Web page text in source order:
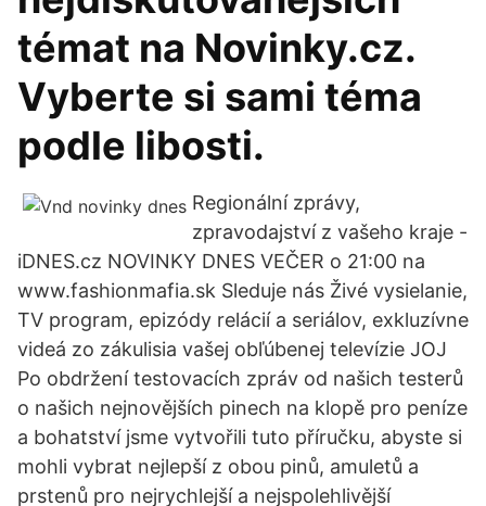
témat na Novinky.cz.
Vyberte si sami téma
podle libosti.
Regionální zprávy,
zpravodajství z vašeho kraje -
iDNES.cz NOVINKY DNES VEČER o 21:00 na
www.fashionmafia.sk Sleduje nás Živé vysielanie,
TV program, epizódy relácií a seriálov, exkluzívne
videá zo zákulisia vašej obľúbenej televízie JOJ
Po obdržení testovacích zpráv od našich testerů
o našich nejnovějších pinech na klopě pro peníze
a bohatství jsme vytvořili tuto příručku, abyste si
mohli vybrat nejlepší z obou pinů, amuletů a
prstenů pro nejrychlejší a nejspolehlivější